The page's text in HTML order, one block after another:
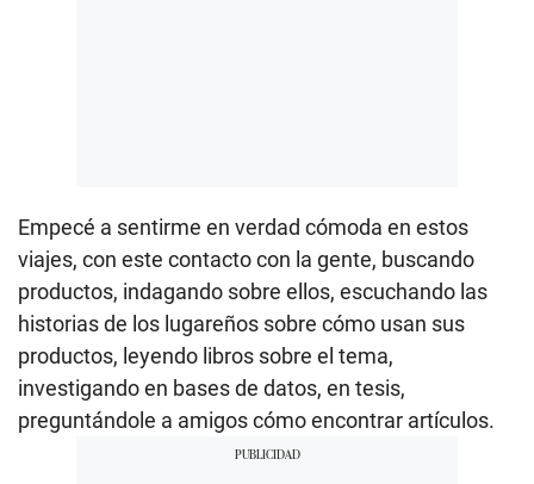
Empecé a sentirme en verdad cómoda en estos
viajes, con este contacto con la gente, buscando
productos, indagando sobre ellos, escuchando las
historias de los lugareños sobre cómo usan sus
productos, leyendo libros sobre el tema,
investigando en bases de datos, en tesis,
preguntándole a amigos cómo encontrar artículos.